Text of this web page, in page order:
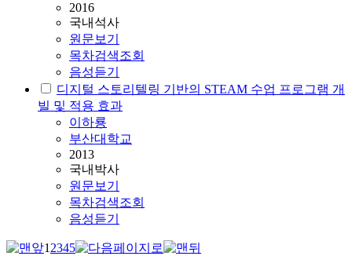
2016
국내석사
원문보기
목차검색조회
음성듣기
디지털 스토리텔링 기반의 STEAM 수업 프로그램 개
빌 및 적용 효과
이하룡
부산대학교
2013
국내박사
원문보기
목차검색조회
음성듣기
12345